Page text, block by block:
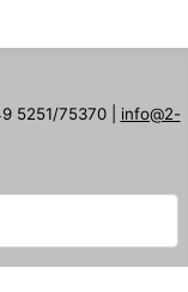
5251/75370 | info@2-